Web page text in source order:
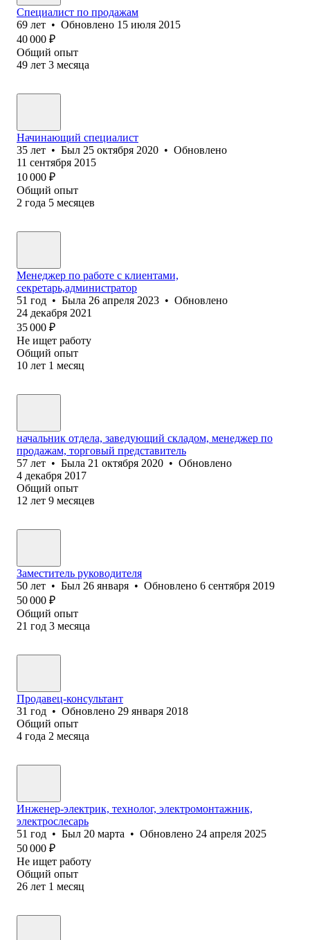
Специалист по продажам
69 лет • Обновлено 15 июля 2015
40 000 ₽
Общий опыт
49 лет 3 месяца
Начинающий специалист
35 лет • Был 25 октября 2020 • Обновлено
11 сентября 2015
10 000 ₽
Общий опыт
2 года 5 месяцев
Менеджер по работе с клиентами,
секретарь,администратор
51 год • Была 26 апреля 2023 • Обновлено
24 декабря 2021
35 000 ₽
Не ищет работу
Общий опыт
10 лет 1 месяц
начальник отдела, заведующий складом, менеджер по
продажам, торговый представитель
57 лет • Была 21 октября 2020 • Обновлено
4 декабря 2017
Общий опыт
12 лет 9 месяцев
Заместитель руководителя
50 лет • Был 26 января • Обновлено 6 сентября 2019
50 000 ₽
Общий опыт
21 год 3 месяца
Продавец-консультант
31 год • Обновлено 29 января 2018
Общий опыт
4 года 2 месяца
Инженер-электрик, технолог, электромонтажник,
электрослесарь
51 год • Был 20 марта • Обновлено 24 апреля 2025
50 000 ₽
Не ищет работу
Общий опыт
26 лет 1 месяц